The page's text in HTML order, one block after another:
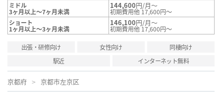
ミドル
3ヶ月以上～7ヶ月未満
144,600円/月～
初期費用他 17,600円～
ショート
1ヶ月以上～3ヶ月未満
146,100円/月～
初期費用他 17,600円～
出張・研修向け 女性向け
同棲向け
駅近
インターネット無料
京都府 京都市左京区